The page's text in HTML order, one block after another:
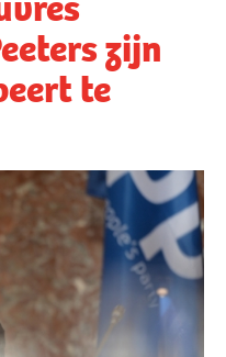
zijn
te